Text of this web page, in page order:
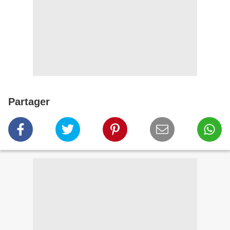
Partager